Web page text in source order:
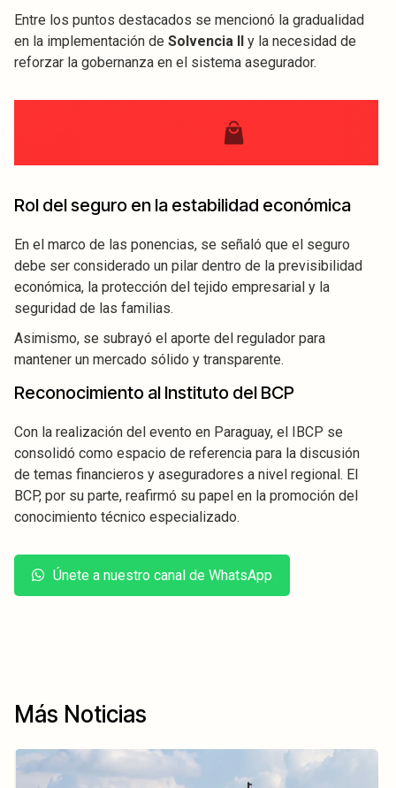
Entre los puntos destacados se mencionó la gradualidad
en la implementación de Solvencia II y la necesidad de
reforzar la gobernanza en el sistema asegurador.
Rol del seguro en la estabilidad económica
En el marco de las ponencias, se señaló que el seguro
debe ser considerado un pilar dentro de la previsibilidad
económica, la protección del tejido empresarial y la
seguridad de las familias.
Asimismo, se subrayó el aporte del regulador para
mantener un mercado sólido y transparente.
Reconocimiento al Instituto del BCP
Con la realización del evento en Paraguay, el IBCP se
consolidó como espacio de referencia para la discusión
de temas financieros y aseguradores a nivel regional. El
BCP, por su parte, reafirmó su papel en la promoción del
conocimiento técnico especializado.
Únete a nuestro canal de WhatsApp
Más Noticias